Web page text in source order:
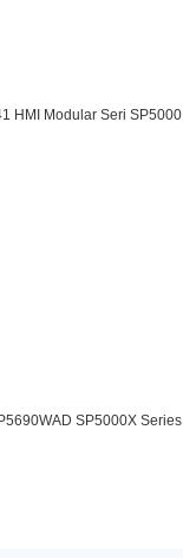
HMI Modular Seri SP5000
SP5000X Series